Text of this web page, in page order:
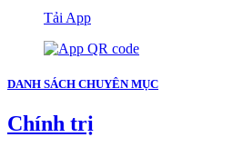
Tải App
DANH SÁCH CHUYÊN MỤC
Chính trị